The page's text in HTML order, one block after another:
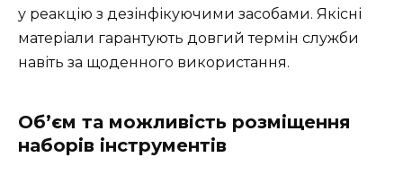
у реакцію з дезінфікуючими засобами. Якісні
матеріали гарантують довгий термін служби
навіть за щоденного використання.
Об’єм та можливість розміщення
наборів інструментів